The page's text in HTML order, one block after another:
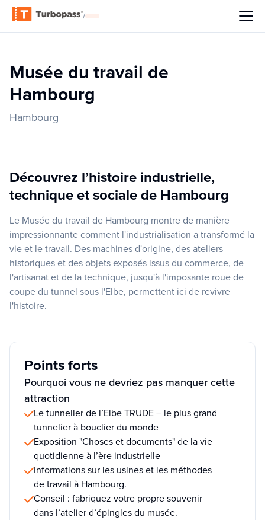
/
Musée du travail de
Hambourg
Hambourg
Découvrez l’histoire industrielle,
technique et sociale de Hambourg
Le Musée du travail de Hambourg montre de manière
impressionnante comment l'industrialisation a transformé la
vie et le travail. Des machines d'origine, des ateliers
historiques et des objets exposés issus du commerce, de
l'artisanat et de la technique, jusqu'à l'imposante roue de
coupe du tunnel sous l'Elbe, permettent ici de revivre
l'histoire.
Points forts
Pourquoi vous ne devriez pas manquer cette
attraction
Le tunnelier de l’Elbe TRUDE – le plus grand
tunnelier à bouclier du monde
Exposition "Choses et documents" de la vie
quotidienne à l’ère industrielle
Informations sur les usines et les méthodes
de travail à Hambourg.
Conseil : fabriquez votre propre souvenir
dans l’atelier d’épingles du musée.